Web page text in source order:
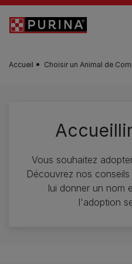
Skip to main content
Accueil Choisir un Animal de
Vous souhaitez
Découvrez nos
lui donner un nom
l'adoption